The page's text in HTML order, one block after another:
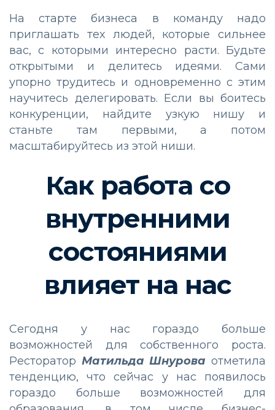
На старте бизнеса в команду надо
приглашать тех людей, которые сильнее
вас, с которыми интересно расти. Будьте
открытыми и делитесь идеями. Сами
упорно трудитесь и одновременно с этим
научитесь делегировать. Если вы боитесь
конкуренции, найдите узкую нишу и
станьте там первыми, а потом
масштабируйтесь из этой ниши.
Как работа со
внутренними
состояниями
влияет на нас
Сегодня у нас гораздо больше
возможностей для собственного роста.
Ресторатор Матильда Шнурова отметила
тенденцию, что сейчас у нас появилось
гораздо больше возможностей для